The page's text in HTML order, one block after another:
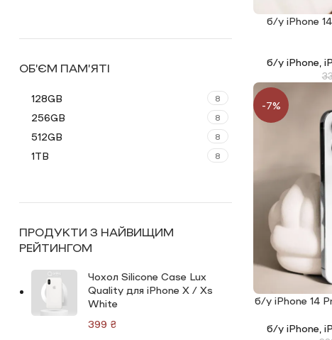
ОБ’ЄМ ПАМ’ЯТІ
128GB 8
256GB 8
512GB 8
1TB 8
ПРОДУКТИ З НАЙВИЩИМ
РЕЙТИНГОМ
Чохол Silicone Сase Lux
Quality для iPhone X / Xs
White
₴
ЧИТАТИ ДАЛІ
б/у iPhone
б/у iPhone,
-7%
ЧИТАТИ ДАЛІ
б/у iPhone 14
б/у iPhone,